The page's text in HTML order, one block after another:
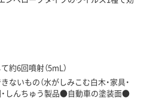
約6回噴射（5mL）
ないもの（水がしみこむ白木・家具・
しんちゅう製品●自動車の塗装面●